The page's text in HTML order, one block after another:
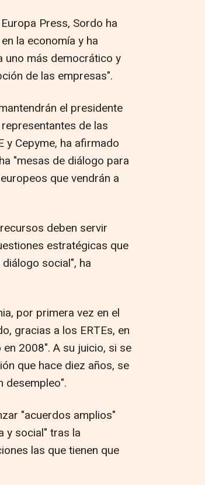
Press, Sordo ha
la economía y ha
uno más democrático y
de las empresas".
el presidente
de las
y Cepyme, ha afirmado
"mesas de diálogo para
que vendrán a
deben servir
estratégicas que
social", ha
por primera vez en el
gracias a los ERTEs, en
2008". A su juicio, si se
que hace diez años, se
desempleo".
"acuerdos amplios"
y social" tras la
las que tienen que